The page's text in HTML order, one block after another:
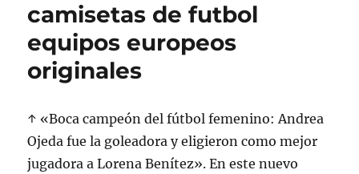
camisetas de futbol
equipos europeos
originales
↑ «Boca campeón del fútbol femenino: Andrea
Ojeda fue la goleadora y eligieron como mejor
jugadora a Lorena Benítez». En este nuevo